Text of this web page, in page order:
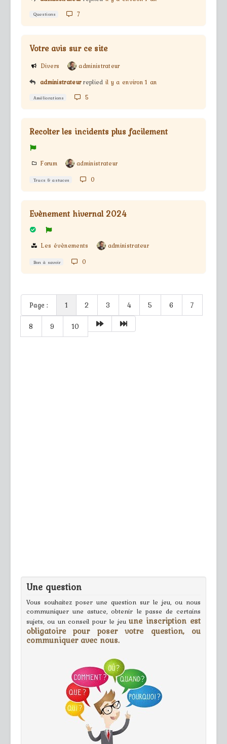
Questions 7
Votre avis sur ce site
Divers
administrateur
administrateur replied il y a environ 1 an
Améliorations 5
Recolter les incidents plus facilement
Forum administrateur
Trucs & astuces 0
Evènement hivernal 2024
Les évènements administrateur
Bon à savoir 0
Page : 1 2 3 4 5 6 7
8 9 10
Une question
Vous souhaitez poser une question sur le jeu, ou nous
communiquer une astuce, obtenir le passe de certains
sujets, ou un conseil pour le jeuune inscription est
obligatoire pour poser votre question, ou
communiquer avec nous.